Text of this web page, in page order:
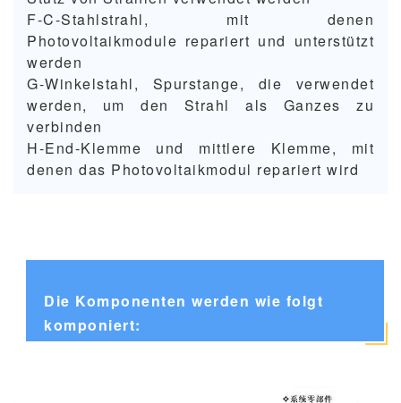
F-C-Stahlstrahl, mit denen
Photovoltaikmodule repariert und unterstützt
werden
G-Winkelstahl, Spurstange, die verwendet
werden, um den Strahl als Ganzes zu
verbinden
H-End-Klemme und mittlere Klemme, mit
denen das Photovoltaikmodul repariert wird
Die Komponenten werden wie folgt
komponiert: